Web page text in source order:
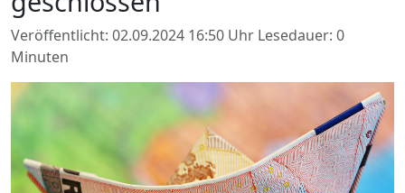
Veröffentlicht: 02.09.2024 16:50 Uhr Lesedauer: 0
Minuten